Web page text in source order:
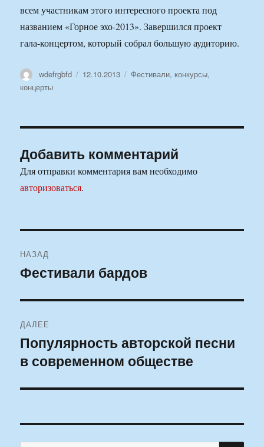
всем участникам этого интересного проекта под
названием «Горное эхо-2013». Завершился проект
гала-концертом, который собрал большую аудиторию.
Автор
wdefrgbfd Опубликовано
12.10.2013 Рубрики
Фестивали, конкурсы,
концерты
Добавить комментарий
Для отправки комментария вам необходимо
авторизоваться.
по
НАЗАД
Предыдущая
Фестивали бардов
ДАЛЕЕ
Следующая
запись:
Популярность авторской песни
в современном обществе